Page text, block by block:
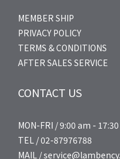
MEMBER SHIP
PRIVACY POLICY
TERMS & CONDITIONS
AFTER SALES SERVICE
CONTACT US
MON-FRI / 9:00 am -
TEL / 02-87976788
MAIL /